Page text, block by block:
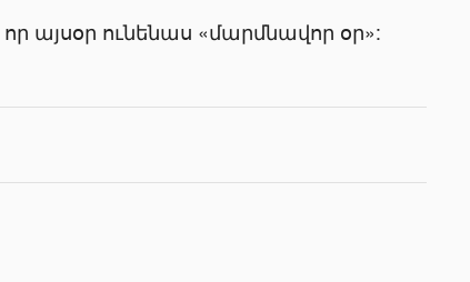
այսօր ունենաս «մարմնավոր օր»: